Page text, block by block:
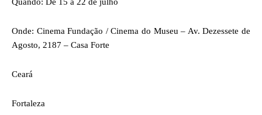
Onde: Cinema Fundação / Cinema do Museu – Av. Dezessete de
Agosto, 2187 – Casa Forte
Ceará
Fortaleza